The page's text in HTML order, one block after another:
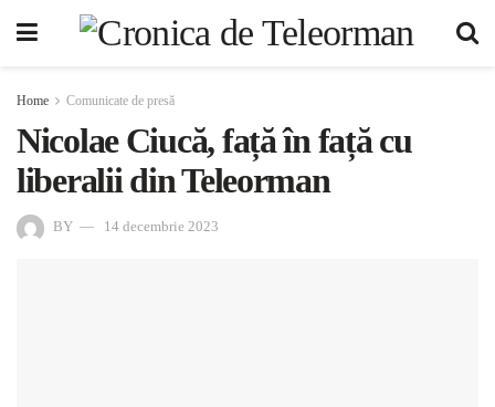
Home Comunicate de presă
Nicolae Ciucă, față în față cu
liberalii din Teleorman
BY 14 decembrie 2023